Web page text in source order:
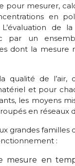
pour mesurer,
en
de
par un
dont la mesure
qualité de l’air,
et pour
les moyens
en réseaux
grandes familles
:
mesure en